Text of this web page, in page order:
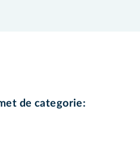
de categorie: